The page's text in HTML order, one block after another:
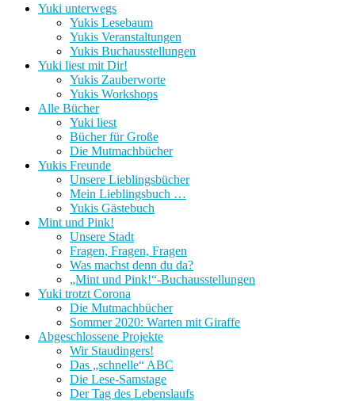
Yuki unterwegs
Yukis Lesebaum
Yukis Veranstaltungen
Yukis Buchausstellungen
Yuki liest mit Dir!
Yukis Zauberworte
Yukis Workshops
Alle Bücher
Yuki liest
Bücher für Große
Die Mutmachbücher
Yukis Freunde
Unsere Lieblingsbücher
Mein Lieblingsbuch …
Yukis Gästebuch
Mint und Pink!
Unsere Stadt
Fragen, Fragen, Fragen
Was machst denn du da?
„Mint und Pink!“-Buchausstellungen
Yuki trotzt Corona
Die Mutmachbücher
Sommer 2020: Warten mit Giraffe
Abgeschlossene Projekte
Wir Staudingers!
Das „schnelle“ ABC
Die Lese-Samstage
Der Tag des Lebenslaufs